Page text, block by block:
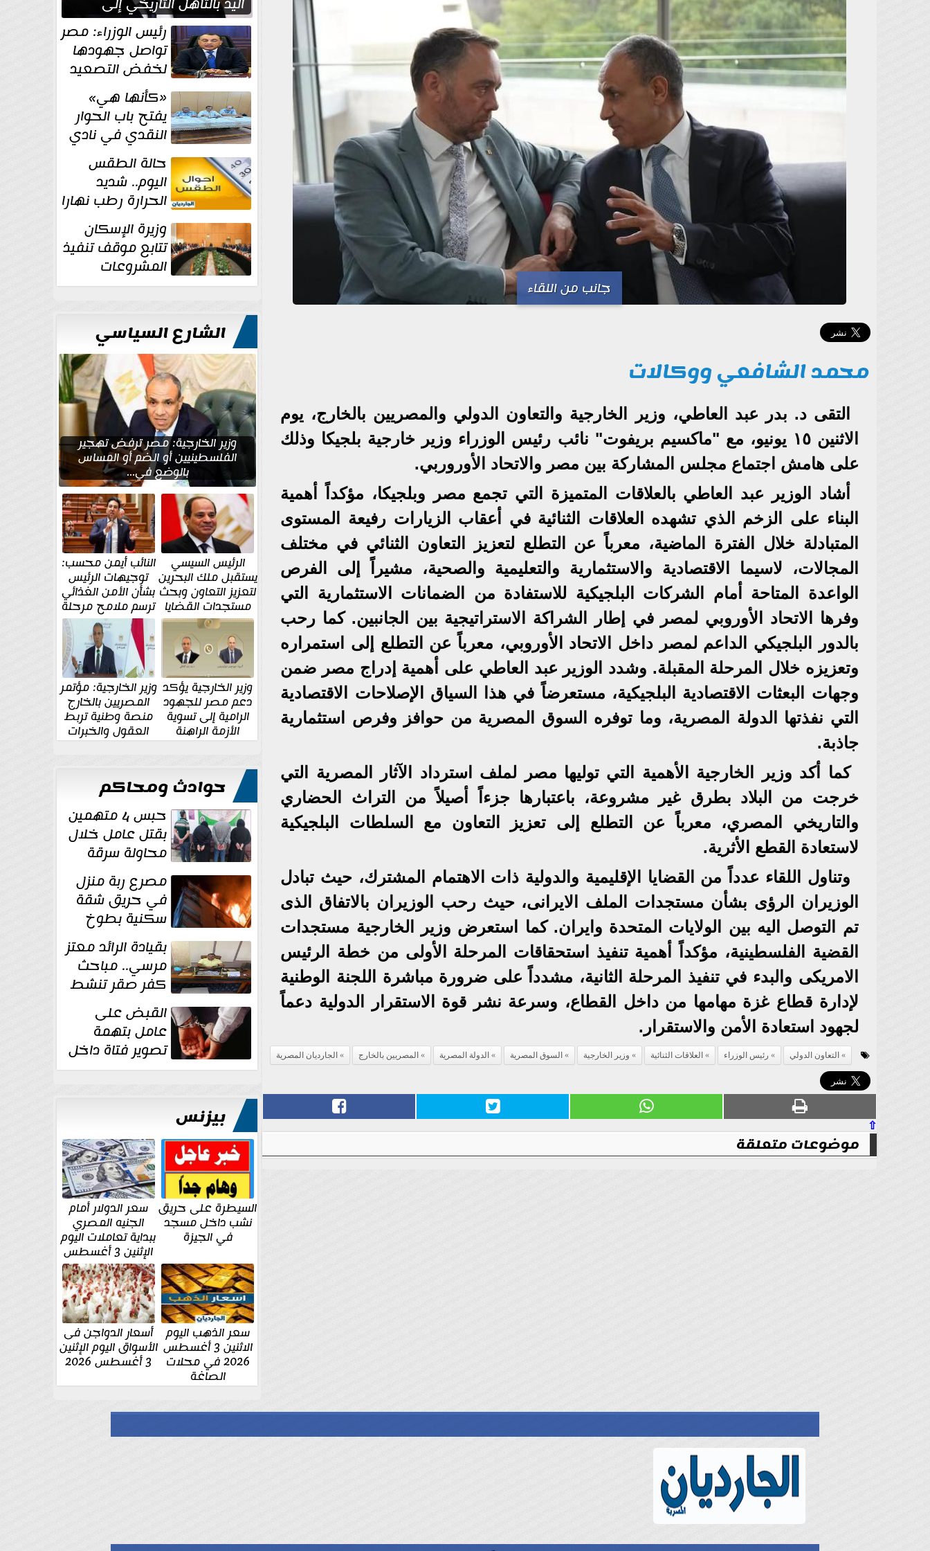
جانب من اللقاء
محمد الشافعي ووكالات
التقى د. بدر عبد العاطي، وزير الخارجية والتعاون الدولي والمصريين بالخارج، يوم
الاثنين ١٥ يونيو، مع "ماكسيم بريفوت" نائب رئيس الوزراء وزير خارجية بلجيكا وذلك
على هامش اجتماع مجلس المشاركة بين مصر والاتحاد الأوروربي.
أشاد الوزير عبد العاطي بالعلاقات المتميزة التي تجمع مصر وبلجيكا، مؤكداً أهمية
البناء على الزخم الذي تشهده العلاقات الثنائية في أعقاب الزيارات رفيعة المستوى
المتبادلة خلال الفترة الماضية، معرباً عن التطلع لتعزيز التعاون الثنائي في مختلف
المجالات، لاسيما الاقتصادية والاستثمارية والتعليمية والصحية، مشيراً إلى الفرص
الواعدة المتاحة أمام الشركات البلجيكية للاستفادة من الضمانات الاستثمارية التي
وفرها الاتحاد الأوروبي لمصر في إطار الشراكة الاستراتيجية بين الجانبين. كما رحب
بالدور البلجيكي الداعم لمصر داخل الاتحاد الأوروبي، معرباً عن التطلع إلى استمراره
وتعزيزه خلال المرحلة المقبلة. وشدد الوزير عبد العاطي على أهمية إدراج مصر ضمن
وجهات البعثات الاقتصادية البلجيكية، مستعرضاً في هذا السياق الإصلاحات الاقتصادية
التي نفذتها الدولة المصرية، وما توفره السوق المصرية من حوافز وفرص استثمارية
جاذبة.
كما أكد وزير الخارجية الأهمية التي توليها مصر لملف استرداد الآثار المصرية التي
خرجت من البلاد بطرق غير مشروعة، باعتبارها جزءاً أصيلاً من التراث الحضاري
والتاريخي المصري، معرباً عن التطلع إلى تعزيز التعاون مع السلطات البلجيكية
لاستعادة القطع الأثرية.
وتناول اللقاء عدداً من القضايا الإقليمية والدولية ذات الاهتمام المشترك، حيث تبادل
الوزيران الرؤى بشأن مستجدات الملف الايرانى، حيث رحب الوزيران بالاتفاق الذى
تم التوصل اليه بين الولايات المتحدة وايران. كما استعرض وزير الخارجية مستجدات
القضية الفلسطينية، مؤكداً أهمية تنفيذ استحقاقات المرحلة الأولى من خطة الرئيس
الامريكى والبدء في تنفيذ المرحلة الثانية، مشدداً على ضرورة مباشرة اللجنة الوطنية
لإدارة قطاع غزة مهامها من داخل القطاع، وسرعة نشر قوة الاستقرار الدولية دعماً
لجهود استعادة الأمن والاستقرار.
التعاون الدولي رئيس الوزراء العلاقات الثنائية وزير الخارجية السوق المصرية الدولة المصرية المصريين بالخارج الجارديان المصرية
⇧
موضوعات متعلقة
نصف نهائي كأس العالم
رئيس الوزراء: مصر
تواصل جهودها
لخفض التصعيد
والحفاظ على
الاستقرار الإقليمي«كأنها هي»
يفتح باب الحوار
النقدي في نادي
أدب مصر الجديدة
حالة الطقس
اليوم.. شديد
الحرارة رطب نهارا
مائل للحرارة رطب
ليلا.. و... وزيرة الإسكان
تتابع موقف تنفيذ
المشروعات
والخطة
للتعميرالشارع السياسي
وزير الخارجية: مصر ترفض تهجير
الفلسطينيين أو الضم أو المساس
بالوضع في...
الرئيس السيسي
يستقبل ملك البحرين
لتعزيز التعاون وبحث
مستجدات القضايا
الإقليمية والدولية
النائب أيمن محسب:
توجيهات الرئيس
بشأن الأمن الغذائي
ترسم ملامح مرحلة
جديدة
وزير الخارجية يؤكد
دعم مصر للجهود
الرامية إلى تسوية
الأزمة الراهنة
وزير الخارجية: مؤتمر
المصريين بالخارج
منصة وطنية تربط
العقول والخبرات
المصرية بالدولة
حوادث ومحاكم
حبس 4 متهمين
بقتل عامل خلال
محاولة سرقة
دراجة نارية في
المنوفية مصرع ربة منزل
في حريق شقة
سكنية بطوخ
بقيادة الرائد معتز
مرسي.. مباحث
كفر صقر تنشط
بقوة وتوجه
ضربات أمنية... القبض على
عامل بتهمة
تصوير فتاة داخل
غرفة تغيير
بيزنس
السيطرة على حريق
نشب داخل مسجد
في الجيزة
سعر الدولار أمام
الجنيه المصري
ببداية تعاملات اليوم
الإثنين 3 أغسطس
سعر الذهب اليوم
الاثنين 3 أغسطس
2026 في محلات
الصاغة
أسعار الدواجن فى
الأسواق اليوم الإثنين
3 أغسطس 2026